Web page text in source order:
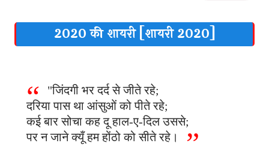
2020 की शायरी [शायरी 2020]
"जिंदगी भर दर्द से जीते रहे;
दरिया पास था आंसुओं को पीते रहे;
कई बार सोचा कह दू हाल-ए-दिल उससे;
पर न जाने क्यूँ हम होंठो को सीते रहे।